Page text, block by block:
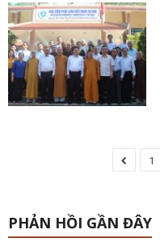
1
PHẢN HỒI GẦN ĐÂY